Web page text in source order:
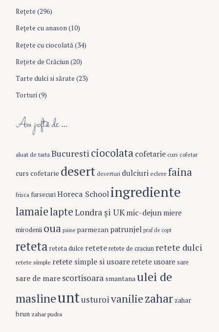
Rețete (296)
Reţete cu anason(10)
Reţete cu ciocolată (34)
Reţete de Crăciun(20)
Tarte dulci si sărate (23)
Torturi(9)
Am poftă de …
aluat de tarta Bucuresti ciocolata cofetarie curs cofetar
curs cofetarie desert deserturi dulciuri eclere faina
frisca fursecuriHoreca Schoolingrediente
lamaielapteLondra şi UKmic-dejun miere
mirodenii oua paine parmezan patrunjel praf de copt
reteta reteta dulce reteteretete de craciun retete dulci
retete simple retete simple si usoare retete usoare sare
sare de mare scortisoara smantanaulei de
maslineuntusturoivaniliezahar zahar
brun zahar pudra